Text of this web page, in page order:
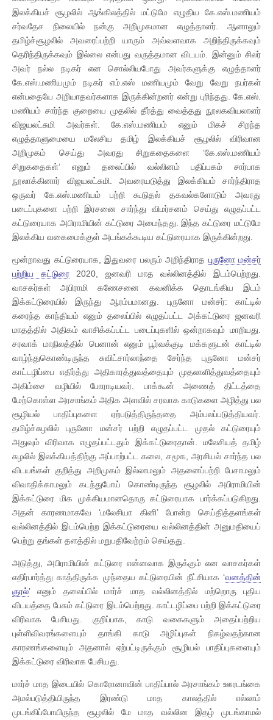
இலக்கியச் சூழலில் ஆங்கிலத்தில் மட்டுமே எழுதிய கே.எஸ்.மணியம்
சர்வதேச நிலையில் நன்கு அறிமுகமான எழுத்தாளர். ஆனாலும்
தமிழ்ச்சூழலில் அவரைப்பற்றி யாரும் அவ்வளவாக அறிந்திருக்கவும்
தெரிந்திருக்கவும் இல்லை என்பது வருத்தமான விடயம். இன்னும் சிலர்
அவர் நல்ல நடிகர் என சொல்லியபோது அவர்களுக்கு எழுத்தாளர்
கே.எஸ்.மணியமும் நடிகர் எம்.எஸ் மணியமும் வேறு வேறு நபர்கள்
என்பதையே அறியாதவர்களாக இருக்கின்றனர் என்று புரிந்தது. கே.எஸ்.
மணியம் சார்ந்த குறையை முதலில் தீர்த்து வைத்தது நூலகவியலாளர்
விஜயலட்சுமி அவர்கள். கே.எஸ்.மணியம் எனும் மிகச் சிறந்த
எழுத்தாளுமையை மலேசிய தமிழ் இலக்கியச் சூழலில் விரிவான
அறிமுகம் செய்து அவரது சிறுகதைகளை ‘கே.எஸ்.மணியம்
சிறுகதைகள்’ எனும் தலைப்பில் வல்லினம் பதிப்பகம் சார்பாக
நூலாக்கினார் விஜயலட்சுமி. அவரையடுத்து இலக்கியம் சார்ந்திராத
ஒருவர் கே.எஸ்.மணியம் பற்றி கூடுதல் தகவல்களோடும் அவரது
படைப்புகளை பற்றி இரசனை சார்ந்து விமர்சனம் செய்து எழுதப்பட்ட
கட்டுரையாக அபிராமியின் கட்டுரை அமைந்தது. இந்த கட்டுரை மட்டுமே
இலக்கிய வகைமைக்குள் அடங்கக்கூடிய கட்டுரையாக இருக்கின்றது.
மூன்றாவது கட்டுரையாக, இதுவரை பலரும் அறிந்திராத புருனோ மன்சர்
பற்றிய கட்டுரை2020, ஜனவரி மாத வல்லினத்தில் இடம்பெற்றது.
வாசகர்கள் அபிராமி கணேசனை கவனிக்க தொடங்கிய இடம்
இக்கட்டுரையில் இருந்து ஆரம்பமானது. புருனோ மன்சர்: காட்டில்
கரைந்த காந்தியம் எனும் தலைப்பில் எழுதப்பட்ட அக்கட்டுரை ஜனவரி
மாதத்தில் அதிகம் வாசிக்கப்பட்ட படைப்புகளில் ஒன்றாகவும் மாறியது.
சரவாக் மாநிலத்தில் பெனான் எனும் பூர்வக்குடி மக்களுடன் காட்டில்
வாழ்ந்துகொண்டிருந்த சுவிட்சார்லாந்தை சேர்ந்த புருனோ மன்சர்
காட்டழிப்பை எதிர்த்து அதிகாரத்துவத்தையும் முதலாளித்துவத்தையும்
அகிம்சை வழியில் போராடியவர். பாக்கூன் அணைத் திட்டத்தை
மேற்கொள்ள அரசாங்கம் அதிக அளவில் சரவாக காடுகளை அழித்து பல
சூழியல் பாதிப்புகளை ஏற்படுத்திருந்ததை அம்பலப்படுத்தியவர்.
தமிழ்ச்சுழலில் புருனோ மன்சர் பற்றி எழுதப்பட்ட முதல் கட்டுரையும்
அதுவும் விரிவாக எழுதப்பட்டதும் இக்கட்டுரைதான். மலேசியத் தமிழ்
சுழலில் இலக்கியத்திற்கு அப்பாற்பட்ட கலை, சமூக, அரசியல் சார்ந்த பல
விடயங்கள் குறித்து அறிமுகம் இல்லாமலும் அதனைப்பற்றி பேசாமலும்
விவாதிக்காமலும் கடந்துபோய் கொண்டிருந்த சூழலில் அபிராமியின்
இக்கட்டுரை மிக முக்கியமானதொரு கட்டுரையாக பார்க்கப்படுகிறது.
அதன் காரணமாகவே ‘மலேசியா கினி’ போன்ற செய்தித்தளங்கள்
வல்லினத்தில் இடம்பெற்ற இக்கட்டுரையை வல்லினத்தின் அனுமதியைப்
பெற்று தங்கள் தளத்தில் மறுபதிவேற்றம் செய்தது.
அடுத்து, அபிராமியின் கட்டுரை என்னவாக இருக்கும் என வாசகர்கள்
எதிர்பார்த்து காத்திருக்க முந்தைய கட்டுரையின் நீட்சியாக ‘வனத்தின்
குரல்’ எனும் தலைப்பில் மார்ச் மாத வல்லினத்தில் மற்றொரு புதிய
விடயத்தை பேசும் கட்டுரை இடம்பெற்றது. காட்டழிப்பை பற்றி இக்கட்டுரை
விரிவாக பேசியது. குறிப்பாக, காடு வகைகளும் அதைப்பற்றிய
புள்ளிவிவரங்களையும் தாங்கி காடு அழிப்புகள் நிகழ்வதற்கான
காரணங்களையும் அதனால் ஏற்பட்டிருக்கும் சூழியல் பாதிப்புகளையும்
இக்கட்டுரை விரிவாக பேசியது.
மார்ச் மாத இடையில் கொரோனாவின் பாதிப்பால் அரசாங்கம் ஊரடங்கை
அமல்படுத்தியிருந்த இரண்டு மாத காலத்தில் எல்லாம்
முடங்கிப்போயிருந்த சூழலில் மே மாத வல்லின இதழ் முடங்காமல்